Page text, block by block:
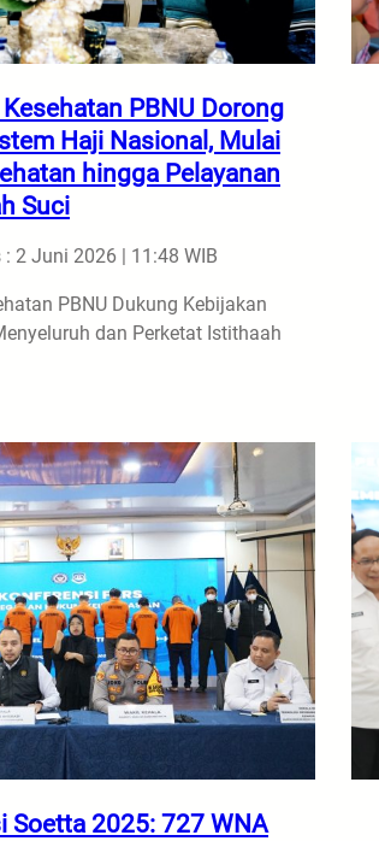
PBNU Dorong
Haji Nasional, Mulai
hingga Pelayanan
Suci
: 2 Juni 2026 | 11:48 WIB
PBNU Dukung Kebijakan
dan Perketat Istithaah
Soetta 2025: 727 WNA